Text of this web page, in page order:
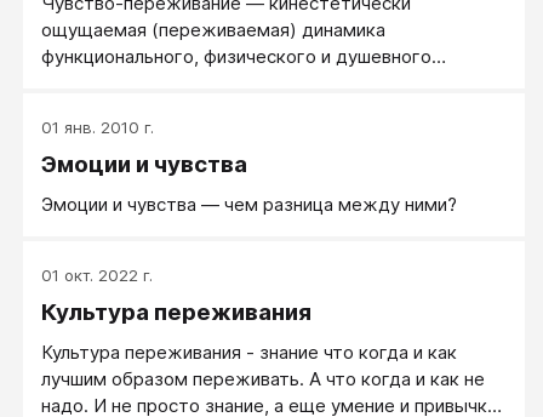
ощущаемая (переживаемая) динамика
функционального, физического и душевного
01 янв. 2010 г.
Эмоции и чувства
Эмоции и чувства — чем разница между ними?
01 окт. 2022 г.
Культура переживания
Культура переживания - знание что когда и как
лучшим образом переживать. А что когда и как не
надо. И не просто знание, а еще умение и привычка